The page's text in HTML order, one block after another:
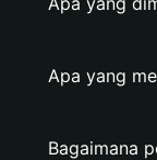
Apa yang
Bagaimana